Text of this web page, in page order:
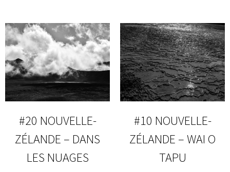
#20 NOUVELLE-
ZÉLANDE – DANS
LES NUAGES
#10 NOUVELLE-
ZÉLANDE – WAI O
TAPU